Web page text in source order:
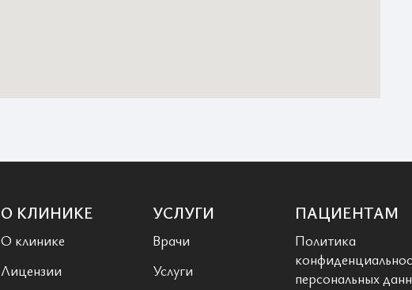
О КЛИНИКЕ
О клинике
Лицензии
УСЛУГИ
Врачи
Услуги
ПАЦИЕНТАМ
Политика
персональных